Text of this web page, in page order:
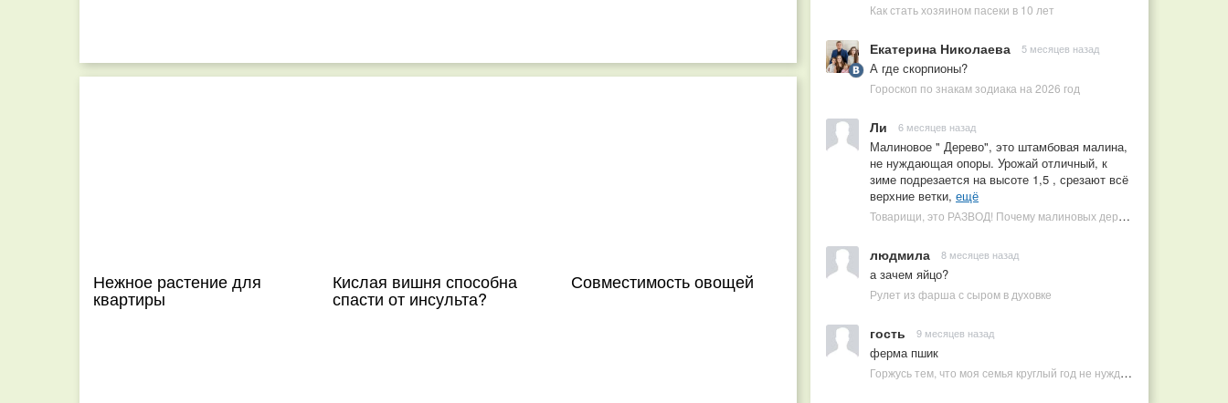
Нежное растение для
квартиры
Кислая вишня способна
спасти от инсульта?
Совместимость овощей
Как стать хозяином пасеки в 10 лет
Екатерина Николаева 5 месяцев назад
А где скорпионы?
Гороскоп по знакам зодиака на 2026 год
Ли 6 месяцев назад
Малиновое " Дерево", это штамбовая малина,
не нуждающая опоры. Урожай отличный, к
зиме подрезается на высоте 1,5 , срезают всё
верхние ветки, ещё
Товарищи, это РАЗВОД! Почему малиновых деревьев не бывает, или Как ушлые продавцы наживаются на мечтах садоводов
людмила 8 месяцев назад
а зачем яйцо?
Рулет из фарша с сыром в духовке
гость 9 месяцев назад
ферма пшик
Горжусь тем, что моя семья круглый год не нуждается в покупных витаминах